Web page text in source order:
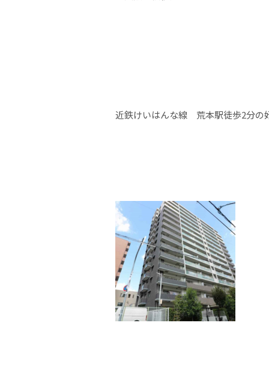
近鉄けいはんな線 荒本駅徒歩2分の